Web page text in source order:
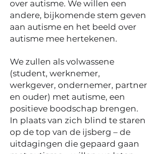
Volwassenen met Autisme
vzw
Wij zijn volwassenen met autisme en
beantwoorden niet aan het stereotiepe
beeld dat er vandaag bestaat over
autisme. Als lava, dat een hele tijd
onder druk van de omstandigheden
onder de oppervlakte blijft, zo bleef ons
over autisme. We willen een
andere, bijkomende stem geven
aan autisme en het beeld over
autisme mee hertekenen.
We zullen als volwassene
(student, werknemer,
werkgever, ondernemer, partner
en ouder) met autisme, een
positieve boodschap brengen.
In plaats van zich blind te staren
op de top van de ijsberg – de
uitdagingen die gepaard gaan